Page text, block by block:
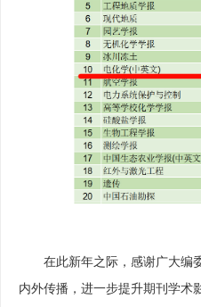
在此新年之际，感谢广大编
内外传播 ， 进一步提升期刊学术